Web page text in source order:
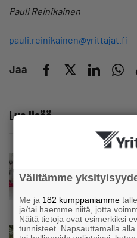
Pauli Reinikainen
pauli.reinikainen@yrittajat.fi
Jaa
Lue lisää
Kolmesta
syömishäiriöstä
olen katsonut
oppinut
kuuluvaa
Uutinen
Välitämme
Me ja 182 kumppaniamme
ja/tai haemme niitä, jotta
Näitä tietoja ovat esimerkiksi
tunnisteet. Napsauttamalla